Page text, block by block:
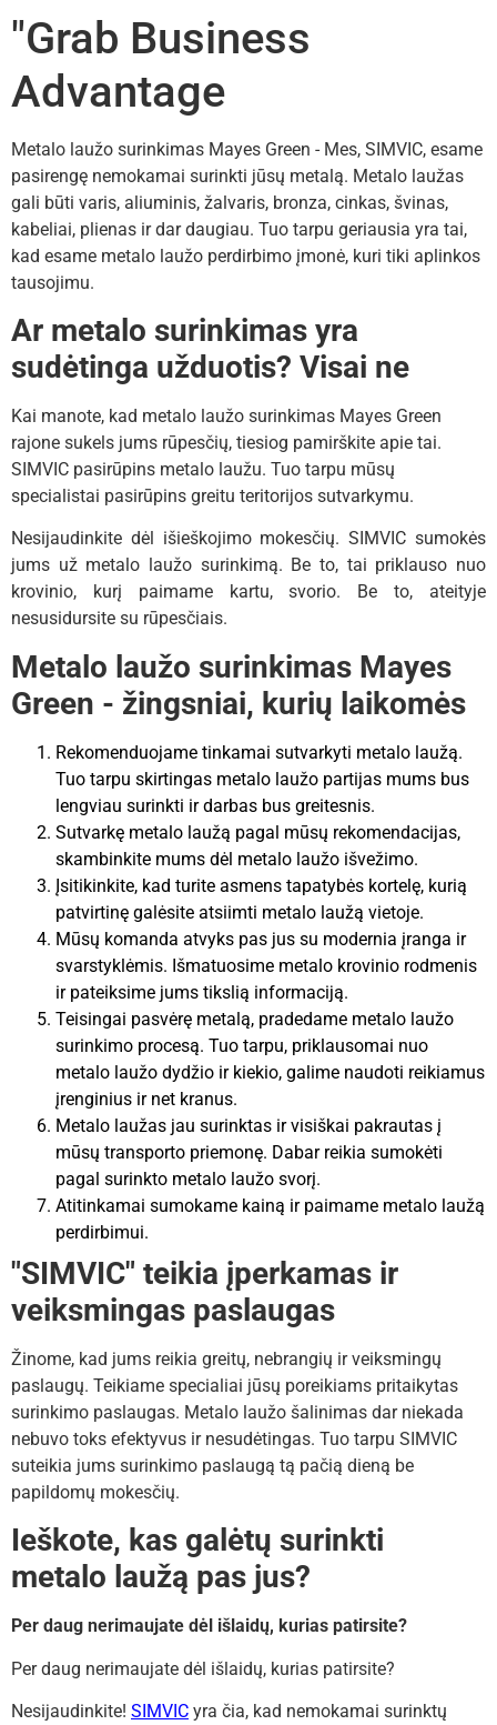
"Grab Business
Advantage
Metalo laužo surinkimas Mayes Green - Mes, SIMVIC, esame
pasirengę nemokamai surinkti jūsų metalą. Metalo laužas
gali būti varis, aliuminis, žalvaris, bronza, cinkas, švinas,
kabeliai, plienas ir dar daugiau. Tuo tarpu geriausia yra tai,
kad esame metalo laužo perdirbimo įmonė, kuri tiki aplinkos
tausojimu.
Ar metalo surinkimas yra
sudėtinga užduotis? Visai ne
Kai manote, kad metalo laužo surinkimas Mayes Green
rajone sukels jums rūpesčių, tiesiog pamirškite apie tai.
SIMVIC pasirūpins metalo laužu. Tuo tarpu mūsų
specialistai pasirūpins greitu teritorijos sutvarkymu.
Nesijaudinkite dėl išieškojimo mokesčių. SIMVIC sumokės
jums už metalo laužo surinkimą. Be to, tai priklauso nuo
krovinio, kurį paimame kartu, svorio. Be to, ateityje
nesusidursite su rūpesčiais.
Metalo laužo surinkimas Mayes
Green - žingsniai, kurių laikomės
Rekomenduojame tinkamai sutvarkyti metalo laužą.
Tuo tarpu skirtingas metalo laužo partijas mums bus
lengviau surinkti ir darbas bus greitesnis.
Sutvarkę metalo laužą pagal mūsų rekomendacijas,
skambinkite mums dėl metalo laužo išvežimo.
Įsitikinkite, kad turite asmens tapatybės kortelę, kurią
patvirtinę galėsite atsiimti metalo laužą vietoje.
Mūsų komanda atvyks pas jus su modernia įranga ir
svarstyklėmis. Išmatuosime metalo krovinio rodmenis
ir pateiksime jums tikslią informaciją.
Teisingai pasvėrę metalą, pradedame metalo laužo
surinkimo procesą. Tuo tarpu, priklausomai nuo
metalo laužo dydžio ir kiekio, galime naudoti reikiamus
įrenginius ir net kranus.
Metalo laužas jau surinktas ir visiškai pakrautas į
mūsų transporto priemonę. Dabar reikia sumokėti
pagal surinkto metalo laužo svorį.
Atitinkamai sumokame kainą ir paimame metalo laužą
perdirbimui.
"SIMVIC" teikia įperkamas ir
veiksmingas paslaugas
Žinome, kad jums reikia greitų, nebrangių ir veiksmingų
paslaugų. Teikiame specialiai jūsų poreikiams pritaikytas
surinkimo paslaugas. Metalo laužo šalinimas dar niekada
nebuvo toks efektyvus ir nesudėtingas. Tuo tarpu SIMVIC
suteikia jums surinkimo paslaugą tą pačią dieną be
papildomų mokesčių.
Ieškote, kas galėtų surinkti
metalo laužą pas jus?
Per daug nerimaujate dėl išlaidų, kurias patirsite?
Per daug nerimaujate dėl išlaidų, kurias patirsite?
Nesijaudinkite! SIMVIC yra čia, kad nemokamai surinktų